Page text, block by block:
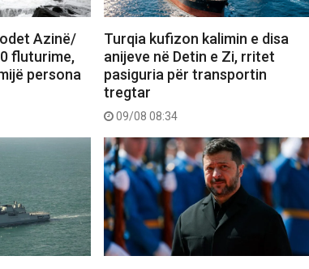
Azinë/
fluturime,
persona
Turqia kufizon kalimin e disa
anijeve në Detin e Zi, rritet
pasiguria për transportin
tregtar
09/08 08:34